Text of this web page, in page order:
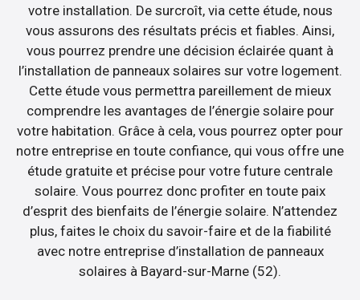
votre installation. De surcroît, via cette étude, nous
vous assurons des résultats précis et fiables. Ainsi,
vous pourrez prendre une décision éclairée quant à
l’installation de panneaux solaires sur votre logement.
Cette étude vous permettra pareillement de mieux
comprendre les avantages de l’énergie solaire pour
votre habitation. Grâce à cela, vous pourrez opter pour
notre entreprise en toute confiance, qui vous offre une
étude gratuite et précise pour votre future centrale
solaire. Vous pourrez donc profiter en toute paix
d’esprit des bienfaits de l’énergie solaire. N’attendez
plus, faites le choix du savoir-faire et de la fiabilité
avec notre entreprise d’installation de panneaux
solaires à Bayard-sur-Marne (52).